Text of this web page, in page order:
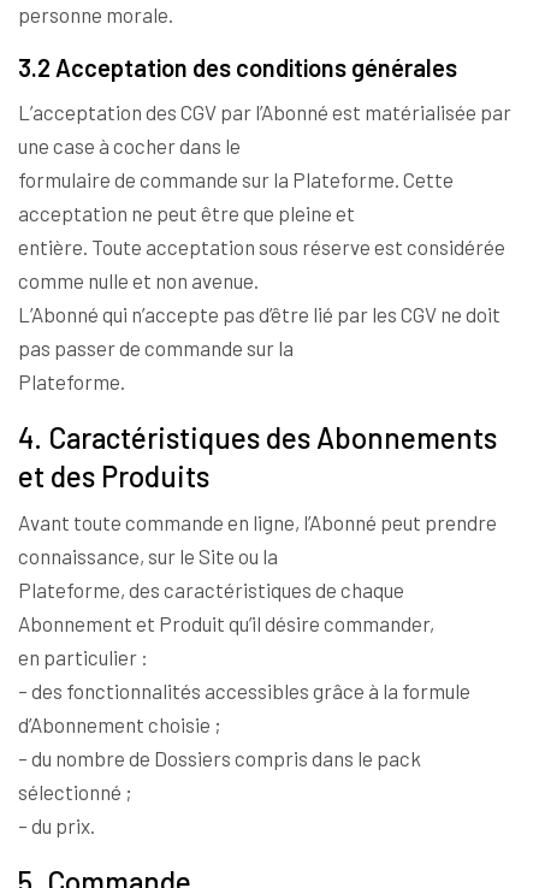
personne morale.
3.2 Acceptation des conditions générales
L’acceptation des CGV par l’Abonné est matérialisée par
une case à cocher dans le
formulaire de commande sur la Plateforme. Cette
acceptation ne peut être que pleine et
entière. Toute acceptation sous réserve est considérée
comme nulle et non avenue.
L’Abonné qui n’accepte pas d’être lié par les CGV ne doit
pas passer de commande sur la
Plateforme.
4. Caractéristiques des Abonnements
et des Produits
Avant toute commande en ligne, l’Abonné peut prendre
connaissance, sur le Site ou la
Plateforme, des caractéristiques de chaque
Abonnement et Produit qu’il désire commander,
en particulier :
– des fonctionnalités accessibles grâce à la formule
d’Abonnement choisie ;
– du nombre de Dossiers compris dans le pack
sélectionné ;
– du prix.